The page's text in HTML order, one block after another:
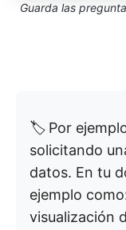
Guarda las
🏷️ Por
solicitando
datos. En tu
ejemplo
visualización